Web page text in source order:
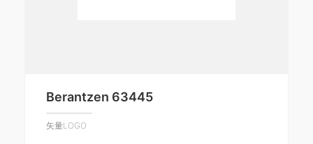
Berantzen 63445
矢量LOGO